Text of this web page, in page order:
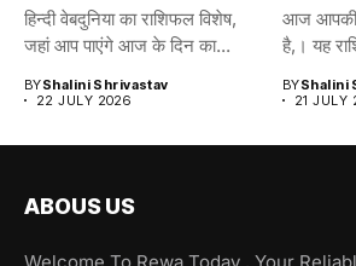
हिन्दी वेबदुनिया का राशिफल विशेष,
जहां आप पाएंगे आज के दिन का...
BYShalini Shrivastav
22 JULY 2026
आज आपकी
है,। यह
BYShalini
21 JULY
ABOUS US